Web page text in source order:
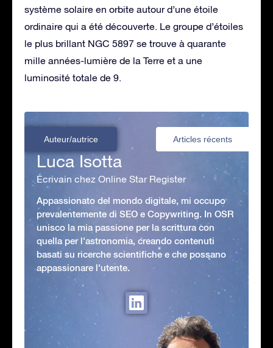
système solaire en orbite autour d’une étoile
ordinaire qui a été découverte. Le groupe d’étoiles
le plus brillant NGC 5897 se trouve à quarante
mille années-lumière de la Terre et a une
luminosité totale de 9.
Auteur/autrice Articles récents
Luca Isotta
Écrivain chez Online Star Register
Appassionato del mondo digitale, mi occupo
prevalentemente di SEO e Copywriting. In OSR
unisco la mia passione per la scrittura con
quella per l'astronomia, creando contenuti
basati su ricerche scientifiche e che possano
appassionare l'utente.